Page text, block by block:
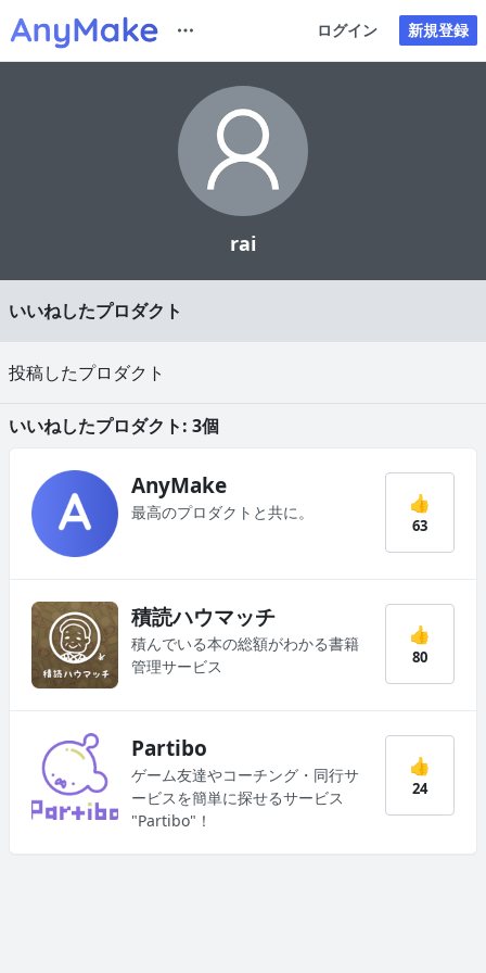
ログイン 新規登録
rai
いいねしたプロダクト
投稿したプロダクト
いいねしたプロダクト: 3個
AnyMake
最高のプロダクトと共に。 👍
63
積読ハウマッチ
積んでいる本の総額がわかる書籍
管理サービス
👍
80
Partibo
ゲーム友達やコーチング・同行サ
ービスを簡単に探せるサービス
"Partibo"！
👍
24